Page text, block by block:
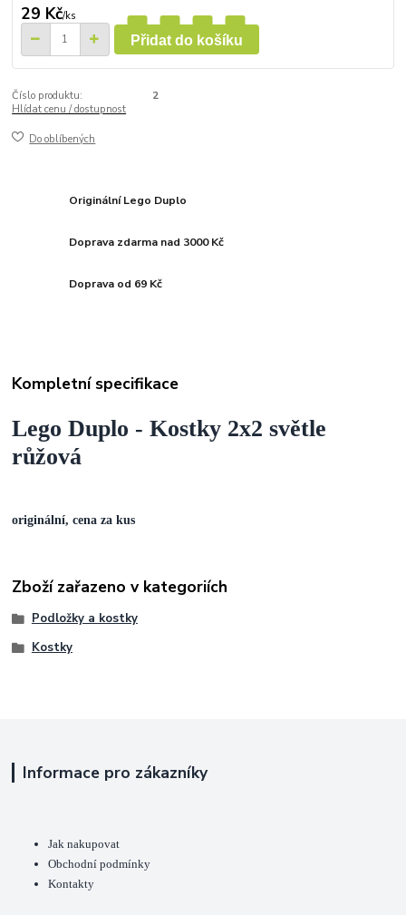
29 Kč/ks
Přidat do košíku
Číslo produktu:
2
Hlídat cenu / dostupnost
Do oblíbených
Originální Lego Duplo
Doprava zdarma nad 3000 Kč
Doprava od 69 Kč
Kompletní specifikace
Lego Duplo - Kostky 2x2 světle
růžová
originální, cena za kus
Zboží zařazeno v kategoriích
Podložky a kostky
Kostky
Informace pro zákazníky
Jak nakupovat
Obchodní podmínky
Kontakty